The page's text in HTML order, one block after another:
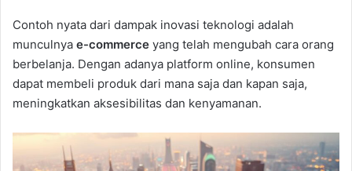
Contoh nyata dari dampak inovasi teknologi adalah
munculnya e-commerce yang telah mengubah cara orang
berbelanja. Dengan adanya platform online, konsumen
dapat membeli produk dari mana saja dan kapan saja,
meningkatkan aksesibilitas dan kenyamanan.